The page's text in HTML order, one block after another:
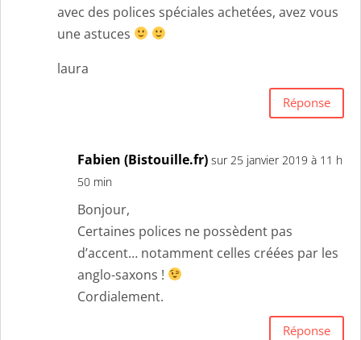
avec des polices spéciales achetées, avez vous
une astuces
laura
Réponse
Fabien (Bistouille.fr) sur 25 janvier 2019 à 11 h
50 min
Bonjour,
Certaines polices ne possèdent pas
d’accent… notamment celles créées par les
anglo-saxons !
Cordialement.
Réponse